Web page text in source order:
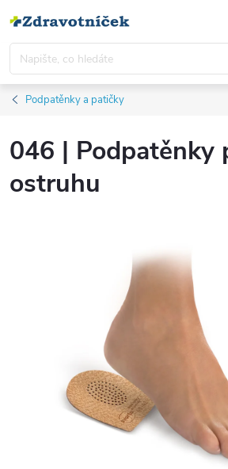
Podpatěnky a patičky
046 | Podpatěnky
ostruhu